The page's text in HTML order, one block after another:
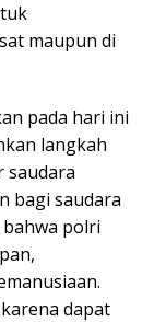
maupun di
pada hari ini
langkah
saudara
bagi saudara
polri
dapat